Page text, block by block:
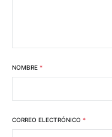
NOMBRE *
CORREO ELECTRÓNICO *